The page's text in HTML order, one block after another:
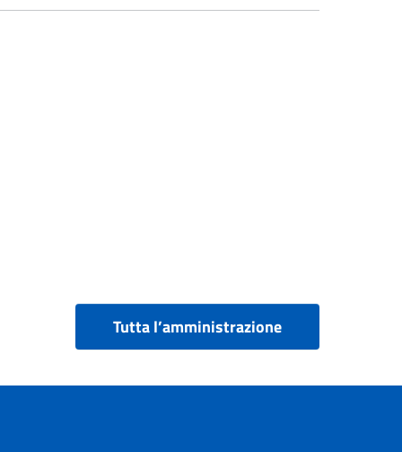
Tutta l’amministrazione